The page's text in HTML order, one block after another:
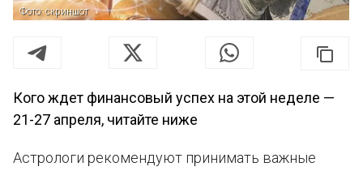
Фото: скриншот
Кого ждет финансовый успех на этой неделе —
21-27 апреля, читайте ниже
Астрологи рекомендуют принимать важные